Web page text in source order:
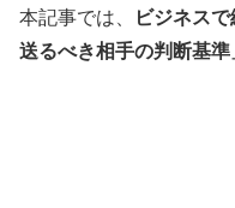
本記事では、
ビジネス
送るべき相手の判断基準